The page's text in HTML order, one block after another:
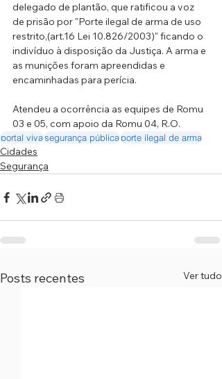
delegado de plantão, que ratificou a voz
de prisão por "Porte ilegal de arma de uso
restrito,(art.16 Lei 10.826/2003)" ficando o
indivíduo à disposição da Justiça. A arma e
as munições foram apreendidas e
encaminhadas para perícia.
Atendeu a ocorrência as equipes de Romu
03 e 05, com apoio da Romu 04, R.O.
portal vivasegurança públicaporte ilegal de arma
Cidades
Segurança
Posts recentes Ver tudo